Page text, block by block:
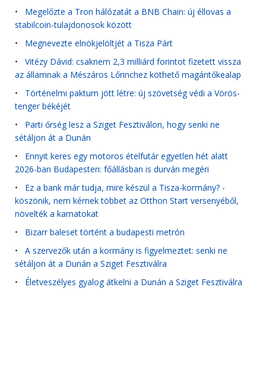
• Megelőzte a Tron hálózatát a BNB Chain: új éllovas a
stabilcoin-tulajdonosok között
• Megnevezte elnökjelöltjét a Tisza Párt
• Vitézy Dávid: csaknem 2,3 milliárd forintot fizetett vissza
az államnak a Mészáros Lőrinchez köthető magántőkealap
• Történelmi paktum jött létre: új szövetség védi a Vörös-
tenger békéjét
• Parti őrség lesz a Sziget Fesztiválon, hogy senki ne
sétáljon át a Dunán
• Ennyit keres egy motoros ételfutár egyetlen hét alatt
2026-ban Budapesten: főállásban is durván megéri
• Ez a bank már tudja, mire készül a Tisza-kormány? -
köszönik, nem kérnek többet az Otthon Start versenyéből,
növelték a kamatokat
• Bizarr baleset történt a budapesti metrón
• A szervezők után a kormány is figyelmeztet: senki ne
sétáljon át a Dunán a Sziget Fesztiválra
• Életveszélyes gyalog átkelni a Dunán a Sziget Fesztiválra